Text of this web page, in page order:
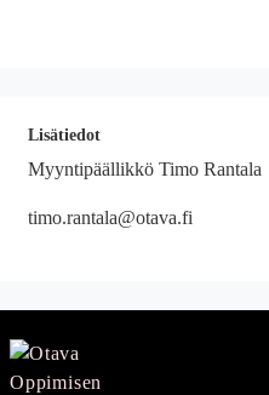
Lisätiedot
Myyntipäällikkö Timo Rantala
timo.rantala@otava.fi